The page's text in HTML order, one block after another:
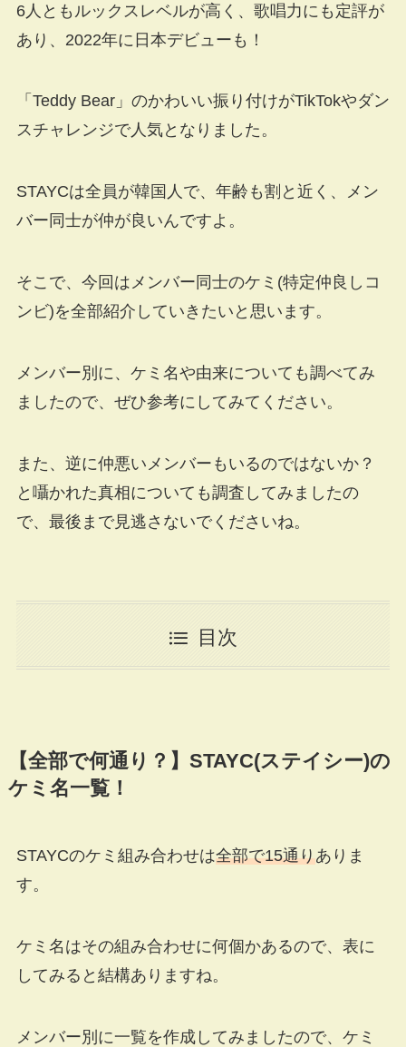
6人ともルックスレベルが高く、歌唱力にも定評が
あり、2022年に日本デビューも！
「Teddy Bear」のかわいい振り付けがTikTokやダン
スチャレンジで人気となりました。
STAYCは全員が韓国人で、年齢も割と近く、メン
バー同士が仲が良いんですよ。
そこで、今回はメンバー同士のケミ(特定仲良しコ
ンビ)を全部紹介していきたいと思います。
メンバー別に、ケミ名や由来についても調べてみ
ましたので、ぜひ参考にしてみてください。
また、逆に仲悪いメンバーもいるのではないか？
と囁かれた真相についても調査してみましたの
で、最後まで見逃さないでくださいね。
目次
【全部で何通り？】STAYC(ステイシー)の
ケミ名一覧！
STAYCのケミ組み合わせは全部で15通りありま
す。
ケミ名はその組み合わせに何個かあるので、表に
してみると結構ありますね。
メンバー別に一覧を作成してみましたので、ケミ